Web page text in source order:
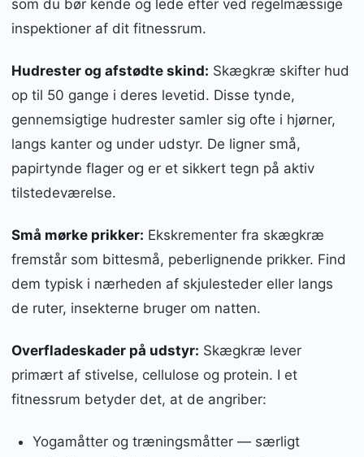
som du bør kende og lede efter ved regelmæssige
inspektioner af dit fitnessrum.
Hudrester og afstødte skind: Skægkræ skifter hud
op til 50 gange i deres levetid. Disse tynde,
gennemsigtige hudrester samler sig ofte i hjørner,
langs kanter og under udstyr. De ligner små,
papirtynde flager og er et sikkert tegn på aktiv
tilstedeværelse.
Små mørke prikker: Ekskrementer fra skægkræ
fremstår som bittesmå, peberlignende prikker. Find
dem typisk i nærheden af skjulesteder eller langs
de ruter, insekterne bruger om natten.
Overfladeskader på udstyr: Skægkræ lever
primært af stivelse, cellulose og protein. I et
fitnessrum betyder det, at de angriber:
Yogamåtter og træningsmåtter — særligt